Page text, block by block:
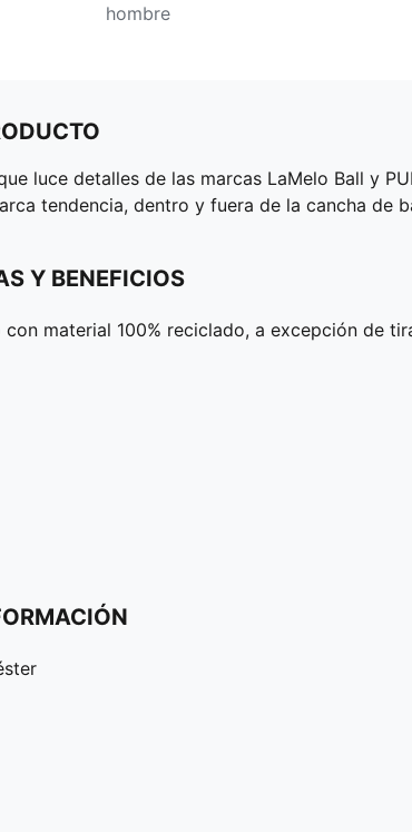
hombre
luce detalles de las marcas LaMelo Ball y
tendencia, dentro y fuera de la cancha de
Y BENEFICIOS
material 100% reciclado, a excepción de